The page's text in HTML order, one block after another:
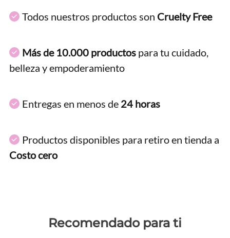
Todos nuestros productos son Cruelty Free
Más de 10.000 productos para tu cuidado,
belleza y empoderamiento
Entregas en menos de 24 horas
Productos disponibles para retiro en tienda a
Costo cero
Recomendado para ti